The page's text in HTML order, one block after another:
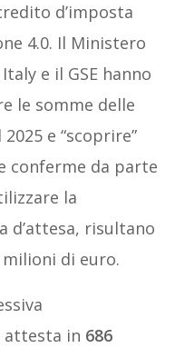
d’imposta
4.0. Il Ministero
e il GSE hanno
le somme delle
e “scoprire”
conferme da parte
la
d’attesa, risultano
di euro.
attesta in 686